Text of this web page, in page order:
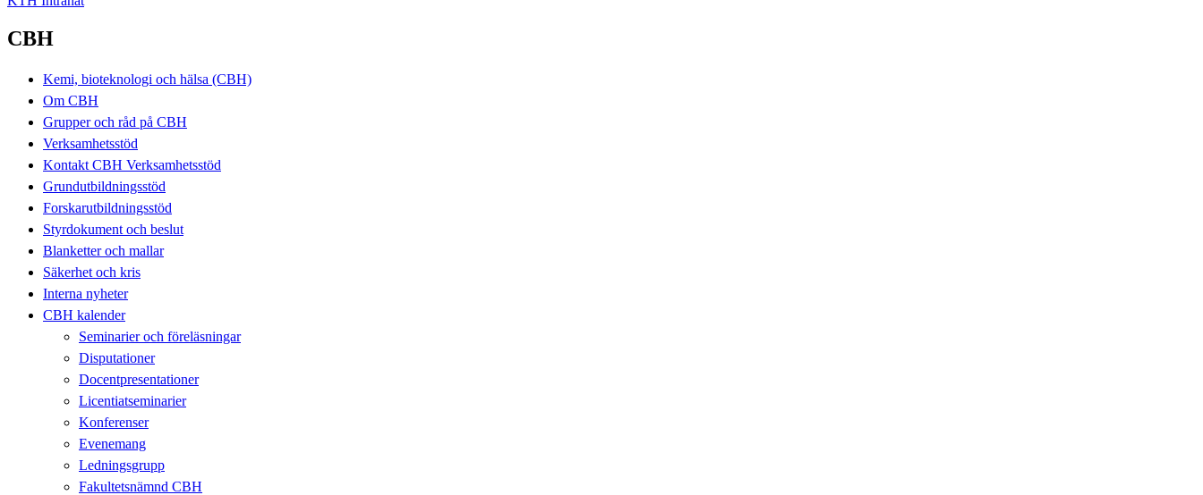
CBH
Kemi, bioteknologi och hälsa (CBH)
Om CBH
Grupper och råd på CBH
Verksamhetsstöd
Kontakt CBH Verksamhetsstöd
Grundutbildningsstöd
Forskarutbildningsstöd
Styrdokument och beslut
Blanketter och mallar
Säkerhet och kris
Interna nyheter
CBH kalender
Seminarier och föreläsningar
Disputationer
Docentpresentationer
Licentiatseminarier
Konferenser
Evenemang
Ledningsgrupp
Fakultetsnämnd CBH